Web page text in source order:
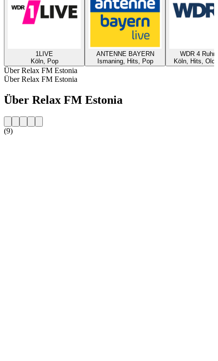
1LIVE
Köln, Pop
ANTENNE BAYERN
Ismaning, Hits, Pop
WDR 4
Köln, Hits,
Über Relax FM Estonia
Über Relax FM Estonia
Über Relax FM Estonia
(9)